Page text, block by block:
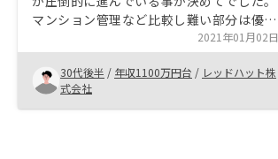
マンション管理など比較し難い部分は優劣
がつけ難いですが、数十年間の管理を考慮
した際、可能な限りペーパーレスでないと
管理が煩雑になるし、資産状況を気になっ
たらその場で見れることが理想なので、そ
れらを最優先に他社と比較した際、
2021年01月02日
30代後半 / 年収1100万円台 / レッドハット株
式会社